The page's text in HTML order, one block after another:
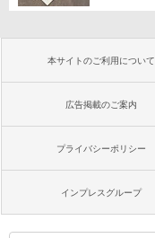
本サイトのご利用について
広告掲載のご案内
プライバシーポリシー
インプレスグループ